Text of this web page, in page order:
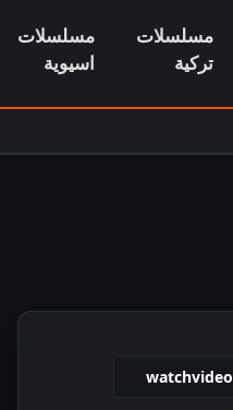
مسلسلات
تركية
مسلسلات
اسيوية
watchvideo